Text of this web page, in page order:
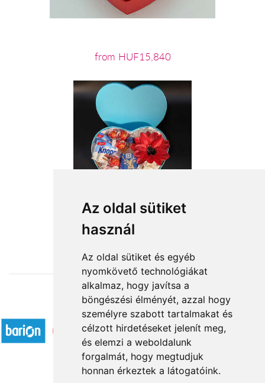
Az oldal sütiket
használ
Az oldal sütiket és egyéb
nyomkövető technológiákat
alkalmaz, hogy javítsa a
böngészési élményét, azzal hogy
személyre szabott tartalmakat és
célzott hirdetéseket jelenít meg,
és elemzi a weboldalunk
forgalmát, hogy megtudjuk
honnan érkeztek a látogatóink.
from HUF15,840
from HUF15,840
Accepted payment methods